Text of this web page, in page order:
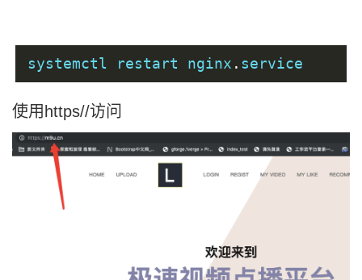
        ssl_session_timeout
5m;
        ssl_ciphers ECDHE
-RSA-AES128
        ssl_protocols
TLSv1 TLSv1.1
        ssl_prefer_server_ciphers on
        location
/ {
        root
root fast_vue
        index index
html;
        try_files $uri $uri
systemctl restart nginx . service
使用https//访问